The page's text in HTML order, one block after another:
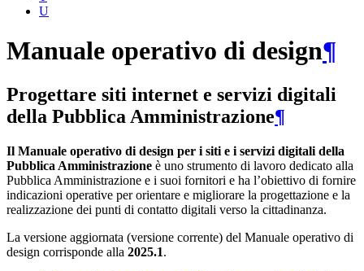
U
Manuale operativo di design¶
Progettare siti internet e servizi digitali
della Pubblica Amministrazione¶
Il Manuale operativo di design per i siti e i servizi digitali della
Pubblica Amministrazione è uno strumento di lavoro dedicato alla
Pubblica Amministrazione e i suoi fornitori e ha l’obiettivo di fornire
indicazioni operative per orientare e migliorare la progettazione e la
realizzazione dei punti di contatto digitali verso la cittadinanza.
La versione aggiornata (versione corrente) del Manuale operativo di
design corrisponde alla 2025.1.